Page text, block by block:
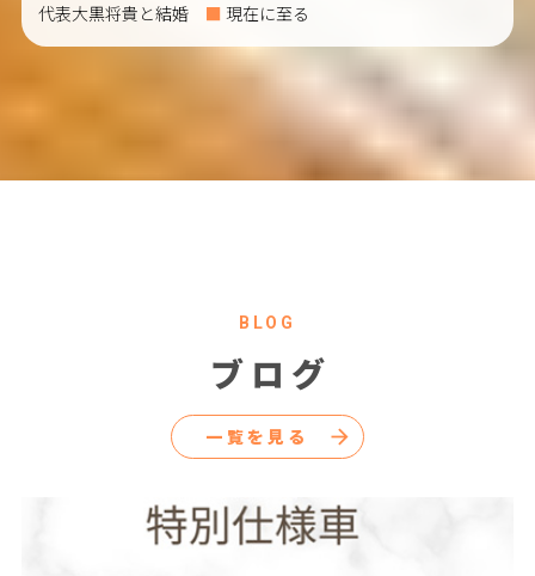
代表大黒将貴と結婚
現在に至る
BLOG
ブログ
一覧を見る